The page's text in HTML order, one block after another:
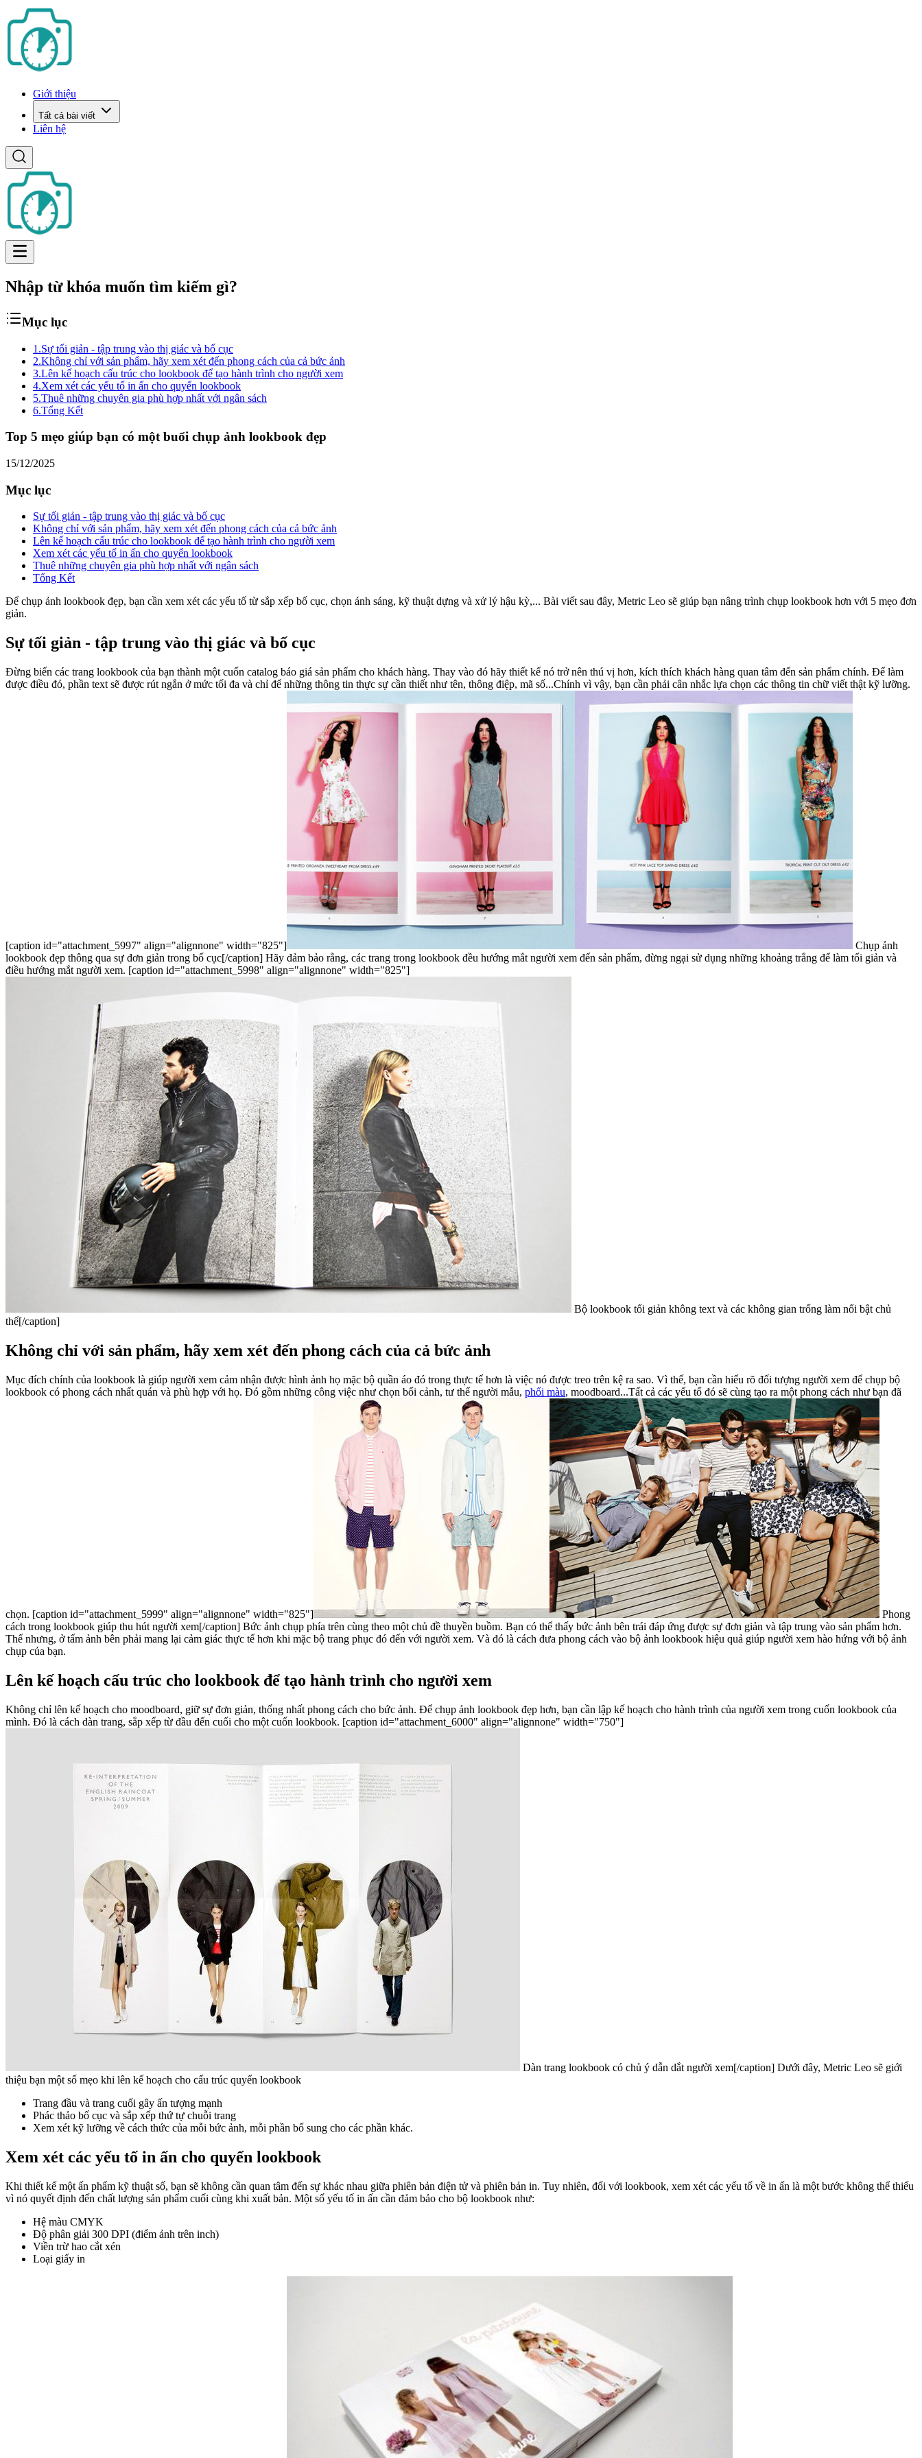
Giới thiệu
Tất cả bài viết
Liên hệ
Nhập từ khóa muốn tìm kiếm gì?
Mục lục
1.Sự tối giản - tập trung vào thị giác và bố cục
2.Không chỉ với sản phẩm, hãy xem xét đến phong cách của cả bức ảnh
3.Lên kế hoạch cấu trúc cho lookbook để tạo hành trình cho người xem
4.Xem xét các yếu tố in ấn cho quyển lookbook
5.Thuê những chuyên gia phù hợp nhất với ngân sách
6.Tổng Kết
Top 5 mẹo giúp bạn có một buổi chụp ảnh lookbook đẹp
15/12/2025
Mục lục
Sự tối giản - tập trung vào thị giác và bố cục
Không chỉ với sản phẩm, hãy xem xét đến phong cách của cả bức ảnh
Lên kế hoạch cấu trúc cho lookbook để tạo hành trình cho người xem
Xem xét các yếu tố in ấn cho quyển lookbook
Thuê những chuyên gia phù hợp nhất với ngân sách
Tổng Kết
Để chụp ảnh lookbook đẹp, bạn cần xem xét các yếu tố từ sắp xếp bố cục, chọn ánh sáng, kỹ thuật dựng và xử lý hậu kỳ,... Bài viết sau đây, Metric Leo sẽ giúp bạn nâng trình chụp lookbook hơn với 5 mẹo đơn
giản.
Sự tối giản - tập trung vào thị giác và bố cục
Đừng biến các trang lookbook của bạn thành một cuốn catalog báo giá sản phẩm cho khách hàng. Thay vào đó hãy thiết kế nó trở nên thú vị hơn, kích thích khách hàng quan tâm đến sản phẩm chính. Để làm
được điều đó, phần text sẽ được rút ngắn ở mức tối đa và chỉ để những thông tin thực sự cần thiết như tên, thông điệp, mã số...Chính vì vậy, bạn cần phải cân nhắc lựa chọn các thông tin chữ viết thật kỹ lưỡng.
[caption id="attachment_5997" align="alignnone" width="825"]
Chụp ảnh
lookbook đẹp thông qua sự đơn giản trong bố cục[/caption] Hãy đảm bảo rằng, các trang trong lookbook đều hướng mắt người xem đến sản phẩm, đừng ngại sử dụng những khoảng trắng để làm tối giản và
điều hướng mắt người xem. [caption id="attachment_5998" align="alignnone" width="825"]
Bộ lookbook tối giản không text và các không gian trống làm nổi bật chủ
thể[/caption]
Không chỉ với sản phẩm, hãy xem xét đến phong cách của cả bức ảnh
Mục đích chính của lookbook là giúp người xem cảm nhận được hình ảnh họ mặc bộ quần áo đó trong thực tế hơn là việc nó được treo trên kệ ra sao. Vì thế, bạn cần hiểu rõ đối tượng người xem để chụp bộ
lookbook có phong cách nhất quán và phù hợp với họ. Đó gồm những công việc như chọn bối cảnh, tư thế người mẫu, phối màu, moodboard...Tất cả các yếu tố đó sẽ cùng tạo ra một phong cách như bạn đã
chọn. [caption id="attachment_5999" align="alignnone" width="825"]
Phong
cách trong lookbook giúp thu hút người xem[/caption] Bức ảnh chụp phía trên cùng theo một chủ đề thuyền buồm. Bạn có thể thấy bức ảnh bên trái đáp ứng được sự đơn giản và tập trung vào sản phẩm hơn.
Thế nhưng, ở tấm ảnh bên phải mang lại cảm giác thực tế hơn khi mặc bộ trang phục đó đến với người xem. Và đó là cách đưa phong cách vào bộ ảnh lookbook hiệu quả giúp người xem hào hứng với bộ ảnh
chụp của bạn.
Lên kế hoạch cấu trúc cho lookbook để tạo hành trình cho người xem
Không chỉ lên kế hoạch cho moodboard, giữ sự đơn giản, thống nhất phong cách cho bức ảnh. Để chụp ảnh lookbook đẹp hơn, bạn cần lập kế hoạch cho hành trình của người xem trong cuốn lookbook của
mình. Đó là cách dàn trang, sắp xếp từ đầu đến cuối cho một cuốn lookbook. [caption id="attachment_6000" align="alignnone" width="750"]
Dàn trang lookbook có chủ ý dẫn dắt người xem[/caption] Dưới đây, Metric Leo sẽ giới
thiệu bạn một số mẹo khi lên kế hoạch cho cấu trúc quyển lookbook
Trang đầu và trang cuối gây ấn tượng mạnh
Phác thảo bố cục và sắp xếp thứ tự chuỗi trang
Xem xét kỹ lưỡng về cách thức của mỗi bức ảnh, mỗi phần bổ sung cho các phần khác.
Xem xét các yếu tố in ấn cho quyển lookbook
Khi thiết kế một ấn phẩm kỹ thuật số, bạn sẽ không cần quan tâm đến sự khác nhau giữa phiên bản điện tử và phiên bản in. Tuy nhiên, đối với lookbook, xem xét các yếu tố về in ấn là một bước không thể thiếu
vì nó quyết định đến chất lượng sản phẩm cuối cùng khi xuất bản. Một số yếu tố in ấn cần đảm bảo cho bộ lookbook như:
Hệ màu CMYK
Độ phân giải 300 DPI (điểm ảnh trên inch)
Viền trừ hao cắt xén
Loại giấy in